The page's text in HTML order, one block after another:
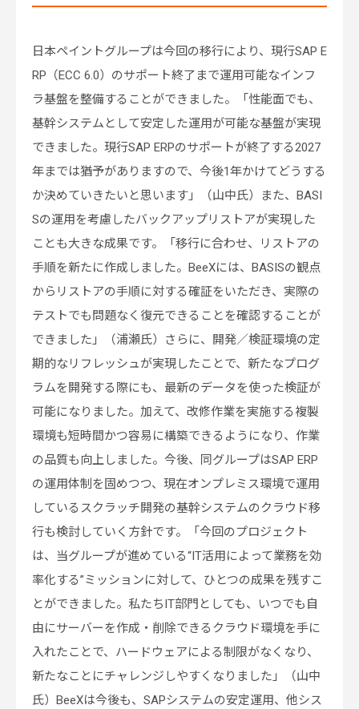
日本ペイントグループは今回の移行により、現行SAP E
RP（ECC 6.0）のサポート終了まで運用可能なインフ
ラ基盤を整備することができました。「性能面でも、
基幹システムとして安定した運用が可能な基盤が実現
できました。現行SAP ERPのサポートが終了する2027
年までは猶予がありますので、今後1年かけてどうする
か決めていきたいと思います」（山中氏）また、BASI
Sの運用を考慮したバックアップリストアが実現した
ことも大きな成果です。「移行に合わせ、リストアの
手順を新たに作成しました。BeeXには、BASISの観点
からリストアの手順に対する確証をいただき、実際の
テストでも問題なく復元できることを確認することが
できました」（浦瀬氏）さらに、開発／検証環境の定
期的なリフレッシュが実現したことで、新たなプログ
ラムを開発する際にも、最新のデータを使った検証が
可能になりました。加えて、改修作業を実施する複製
環境も短時間かつ容易に構築できるようになり、作業
の品質も向上しました。今後、同グループはSAP ERP
の運用体制を固めつつ、現在オンプレミス環境で運用
しているスクラッチ開発の基幹システムのクラウド移
行も検討していく方針です。「今回のプロジェクト
は、当グループが進めている“IT活用によって業務を効
率化する”ミッションに対して、ひとつの成果を残すこ
とができました。私たちIT部門としても、いつでも自
由にサーバーを作成・削除できるクラウド環境を手に
入れたことで、ハードウェアによる制限がなくなり、
新たなことにチャレンジしやすくなりました」（山中
氏）BeeXは今後も、SAPシステムの安定運用、他シス